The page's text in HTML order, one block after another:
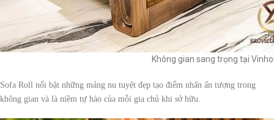
Không gian sang trọng tại
Sofa Roll nổi bật những mảng nu tuyệt đẹp tạo điểm nhấn ấn tượng trong
không gian và là niềm tự hào của mỗi gia chủ khi sở hữu.